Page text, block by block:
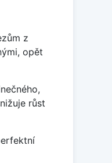
z
opět
růst